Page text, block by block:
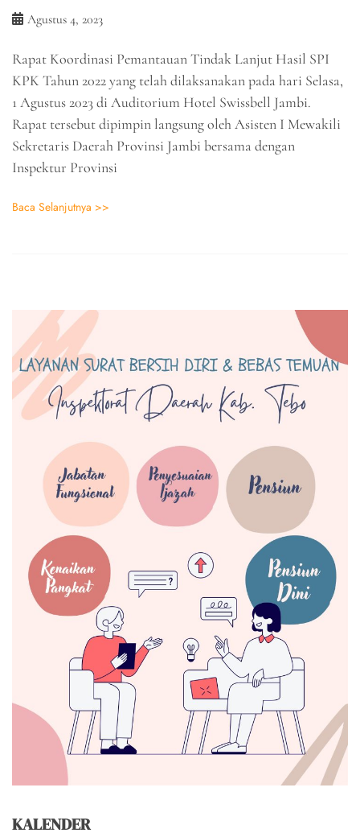
Agustus 4, 2023
Rapat Koordinasi Pemantauan Tindak Lanjut Hasil SPI
KPK Tahun 2022 yang telah dilaksanakan pada hari Selasa,
1 Agustus 2023 di Auditorium Hotel Swissbell Jambi.
Rapat tersebut dipimpin langsung oleh Asisten I Mewakili
Sekretaris Daerah Provinsi Jambi bersama dengan
Inspektur Provinsi
Baca Selanjutnya >>
KALENDER